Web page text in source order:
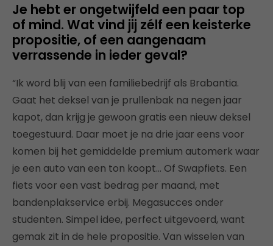
Je hebt er ongetwijfeld een paar top
of mind. Wat vind jij zélf een keisterke
propositie, of een aangenaam
verrassende in ieder geval?
“Ik word blij van een familiebedrijf als Brabantia.
Gaat het deksel van je prullenbak na negen jaar
kapot, dan krijg je gewoon gratis een nieuw deksel
toegestuurd. Daar moet je na drie jaar eens voor
komen bij het gemiddelde premium automerk waar
je een auto van een ton koopt… Of Swapfiets. Een
fiets voor een vast bedrag per maand, met
bandenplakservice erbij. Megasucces onder
studenten. Simpel idee, perfect uitgevoerd, want
gemak zit in de hele propositie. Van wisselen van